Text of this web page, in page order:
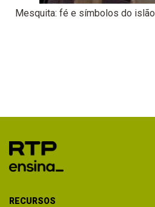
Mesquita: fé e símbolos do islão
RECURSOS